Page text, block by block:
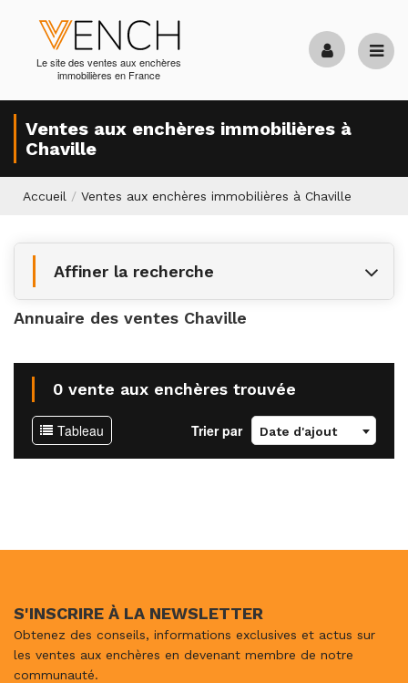
Le site des ventes aux enchères
immobilières en France
Ventes aux enchères immobilières à
Chaville
Accueil / Ventes aux enchères immobilières à Chaville
Affiner la recherche
Annuaire des ventes Chaville
0 vente aux enchères trouvée
Tableau Trier par Date d'ajout
S'INSCRIRE À LA NEWSLETTER
Obtenez des conseils, informations exclusives et actus sur
les ventes aux enchères en devenant membre de notre
communauté.